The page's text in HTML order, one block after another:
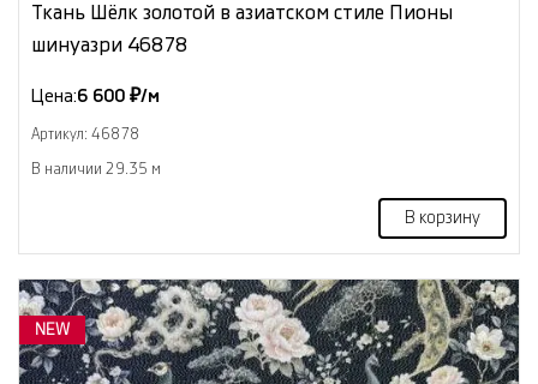
Ткань Шёлк золотой в азиатском стиле Пионы
шинуазри 46878
Цена:6 600 ₽/м
Артикул: 46878
В наличии 29.35 м
В корзину
NEW